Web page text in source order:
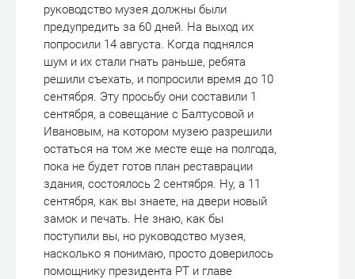
руководство музея должны были
предупредить за 60 дней. На выход их
попросили 14 августа. Когда поднялся
шум и их стали гнать раньше, ребята
решили съехать, и попросили время до 10
сентября. Эту просьбу они составили 1
сентября, а совещание с Балтусовой и
Ивановым, на котором музею разрешили
остаться на том же месте еще на полгода,
пока не будет готов план реставрации
здания, состоялось 2 сентября. Ну, а 11
сентября, как вы знаете, на двери новый
замок и печать. Не знаю, как бы
поступили вы, но руководство музея,
насколько я понимаю, просто доверилось
помощнику президента РТ и главе